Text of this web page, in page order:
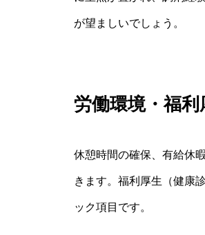
が望ましいでしょう。
労働環境・福
休憩時間の確保、有給休
きます。福利厚生（健康
ック項目です。